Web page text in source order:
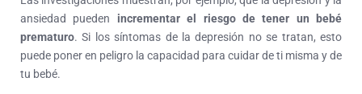
ansiedad pueden incrementar el riesgo de tener un bebé
prematuro. Si los síntomas de la depresión no se tratan, esto
puede poner en peligro la capacidad para cuidar de ti misma y de
tu bebé.